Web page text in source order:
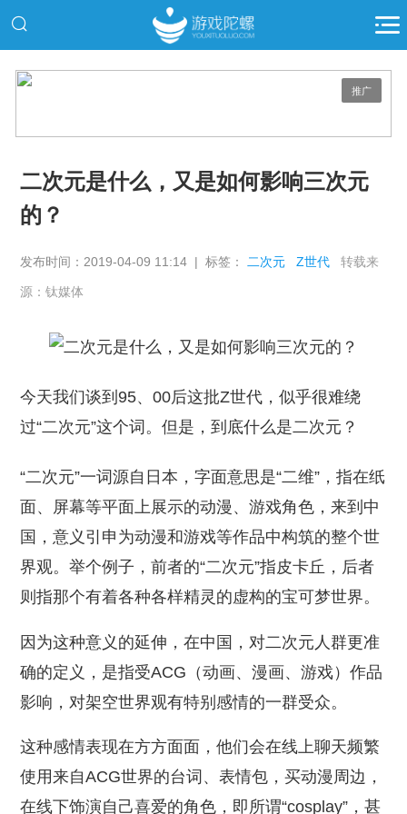
推广
二次元是什么，又是如何影响三次元
的？
发布时间：2019-04-09 11:14 | 标签： 二次元 Z世代 转载来
源：钛媒体
今天我们谈到95、00后这批Z世代，似乎很难绕
过“二次元”这个词。但是，到底什么是二次元？
“二次元”一词源自日本，字面意思是“二维”，指在纸
面、屏幕等平面上展示的动漫、游戏角色，来到中
国，意义引申为动漫和游戏等作品中构筑的整个世
界观。举个例子，前者的“二次元”指皮卡丘，后者
则指那个有着各种各样精灵的虚构的宝可梦世界。
因为这种意义的延伸，在中国，对二次元人群更准
确的定义，是指受ACG（动画、漫画、游戏）作品
影响，对架空世界观有特别感情的一群受众。
这种感情表现在方方面面，他们会在线上聊天频繁
使用来自ACG世界的台词、表情包，买动漫周边，
在线下饰演自己喜爱的角色，即所谓“cosplay”，甚